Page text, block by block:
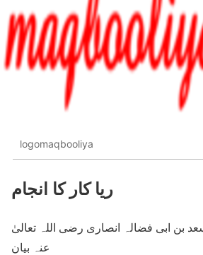
logomaqbooliya
ریا کار کا انجام
بن ابی فضالہ انصاری رضی اللہ تعالیٰ
عنہ بیان